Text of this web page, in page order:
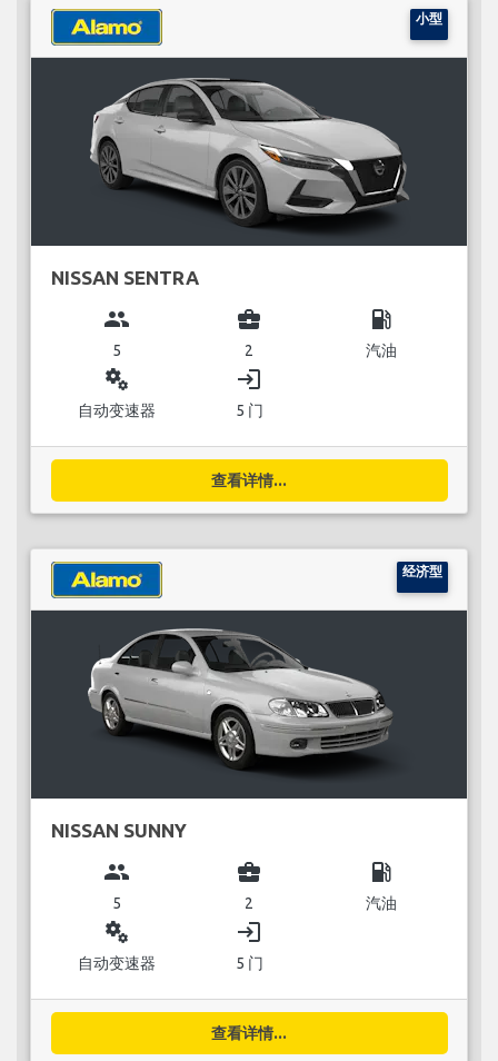
小型
NISSAN SENTRA
group
5
business_center
2
local_gas_station
汽油
miscellaneous_services
自动变速器
login
5 门
查看详情...
经济型
NISSAN SUNNY
group
5
business_center
2
local_gas_station
汽油
miscellaneous_services
自动变速器
login
5 门
查看详情...